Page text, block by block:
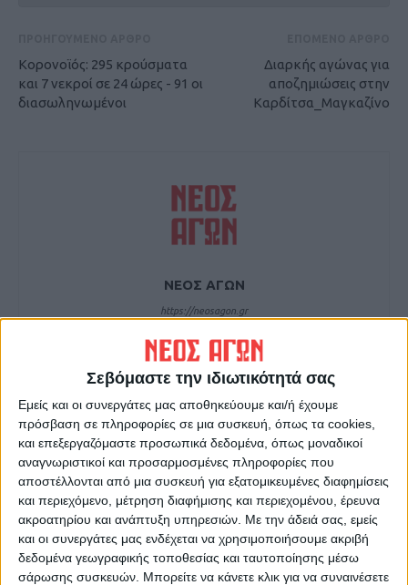
Σεβόμαστε την ιδιωτικότητά σας
Εμείς και οι συνεργάτες μας αποθηκεύουμε και/ή έχουμε
πρόσβαση σε πληροφορίες σε μια συσκευή, όπως τα cookies,
και επεξεργαζόμαστε προσωπικά δεδομένα, όπως μοναδικοί
αναγνωριστικοί και προσαρμοσμένες πληροφορίες που
αποστέλλονται από μια συσκευή για εξατομικευμένες διαφημίσεις
και περιεχόμενο, μέτρηση διαφήμισης και περιεχομένου, έρευνα
ακροατηρίου και ανάπτυξη υπηρεσιών. Με την άδειά σας, εμείς
και οι συνεργάτες μας ενδέχεται να χρησιμοποιήσουμε ακριβή
δεδομένα γεωγραφικής τοποθεσίας και ταυτοποίησης μέσω
σάρωσης συσκευών. Μπορείτε να κάνετε κλικ για να συναινέσετε
Κορονοϊός: 295 κρούσματα
και 7 νεκροί σε 24 ώρες - 91 οι
διασωληνωμένοι
Διαρκής αγώνας για
αποζημιώσεις στην
Καρδίτσα_Μαγκαζίνο
ΝΕΟΣ ΑΓΩΝ
https://neosagon.gr
ΠΑΡΟΜΟΙΑ ΑΡΘΡΑ